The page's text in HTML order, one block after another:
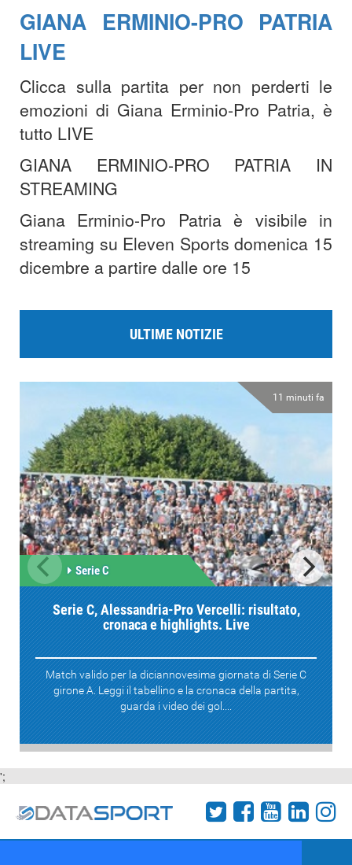
GIANA ERMINIO-PRO PATRIA
LIVE
Clicca sulla partita per non perderti le
emozioni di Giana Erminio-Pro Patria, è
tutto LIVE
GIANA ERMINIO-PRO PATRIA IN
STREAMING
Giana Erminio-Pro Patria è visibile in
streaming su Eleven Sports domenica 15
dicembre a partire dalle ore 15
ULTIME NOTIZIE
11 minuti fa
Serie C
Serie C, Alessandria-Pro Vercelli: risultato,
cronaca e highlights. Live
Match valido per la diciannovesima giornata di Serie C
girone A. Leggi il tabellino e la cronaca della partita,
guarda i video dei gol....
';